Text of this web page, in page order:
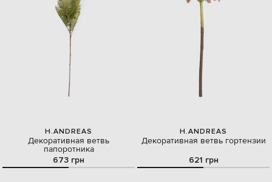
H.ANDREAS
Декоративная ветвь
папоротника
673 грн
H.ANDREAS
Декоративная ветвь гортензии
621 грн